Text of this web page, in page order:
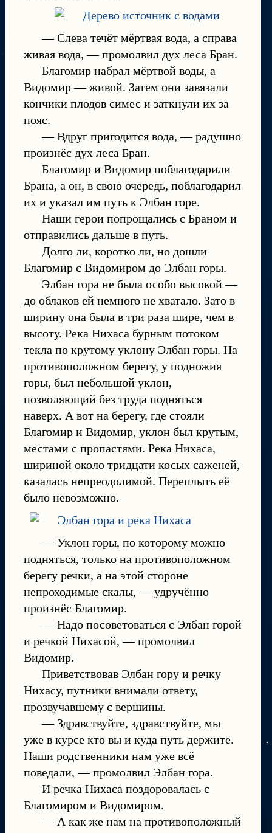
— Слева течёт мёртвая вода, а справа
живая вода, — промолвил дух леса Бран.
Благомир набрал мёртвой воды, а
Видомир — живой. Затем они завязали
кончики плодов симес и заткнули их за
пояс.
— Вдруг пригодится вода, — радушно
произнёс дух леса Бран.
Благомир и Видомир поблагодарили
Брана, а он, в свою очередь, поблагодарил
их и указал им путь к Элбан горе.
Наши герои попрощались с Браном и
отправились дальше в путь.
Долго ли, коротко ли, но дошли
Благомир с Видомиром до Элбан горы.
Элбан гора не была особо высокой —
до облаков ей немного не хватало. Зато в
ширину она была в три раза шире, чем в
высоту. Река Нихаса бурным потоком
текла по крутому уклону Элбан горы. На
противоположном берегу, у подножия
горы, был небольшой уклон,
позволяющий без труда подняться
наверх. А вот на берегу, где стояли
Благомир и Видомир, уклон был крутым,
местами с пропастями. Река Нихаса,
шириной около тридцати косых саженей,
казалась непреодолимой. Переплыть её
было невозможно.
— Уклон горы, по которому можно
подняться, только на противоположном
берегу речки, а на этой стороне
непроходимые скалы, — удручённо
произнёс Благомир.
— Надо посоветоваться с Элбан горой
и речкой Нихасой, — промолвил
Видомир.
Приветствовав Элбан гору и речку
Нихасу, путники внимали ответу,
прозвучавшему с вершины.
— Здравствуйте, здравствуйте, мы
уже в курсе кто вы и куда путь держите.
Наши родственники нам уже всё
поведали, — промолвил Элбан гора.
И речка Нихаса поздоровалась с
Благомиром и Видомиром.
— А как же нам на противоположный